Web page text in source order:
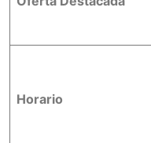
Horario